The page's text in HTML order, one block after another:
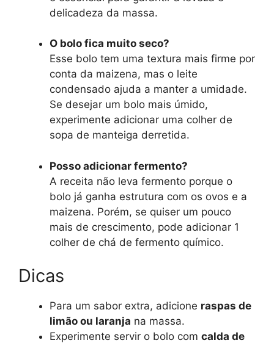
delicadeza da massa.
O bolo fica muito seco?
Esse bolo tem uma textura mais firme por
conta da maizena, mas o leite
condensado ajuda a manter a umidade.
Se desejar um bolo mais úmido,
experimente adicionar uma colher de
sopa de manteiga derretida.
Posso adicionar fermento?
A receita não leva fermento porque o
bolo já ganha estrutura com os ovos e a
maizena. Porém, se quiser um pouco
mais de crescimento, pode adicionar 1
colher de chá de fermento químico.
Dicas
Para um sabor extra, adicione raspas de
limão ou laranja na massa.
Experimente servir o bolo com calda de